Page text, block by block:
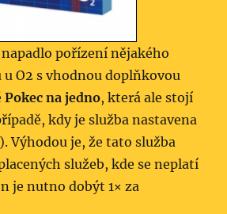
pořízení nějakého
u O2 s vhodnou doplňkovou
Pokec na jedno, která ale stojí
kdy je služba nastavena
Výhodou je, že tato služba
služeb, kde se neplatí
je nutno dobýt 1× za